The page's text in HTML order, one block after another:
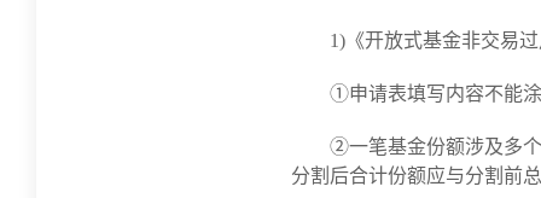
1)《开放式基金非交易
①申请表填写内容不能
②一笔基金份额涉及多
分割后合计份额应与分割前